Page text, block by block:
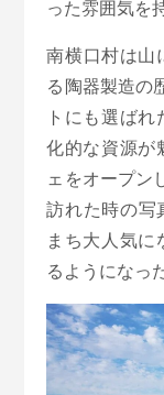
った雰囲気を
南横口村は山
る陶器製造の
トにも選ば
化的な資源が
ェをオープン
訪れた時の写
まち大人気に
るようになっ